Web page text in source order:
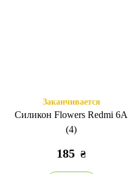
Заканчивается
Силикон Flowers Redmi 6A
(4)
185 ₴